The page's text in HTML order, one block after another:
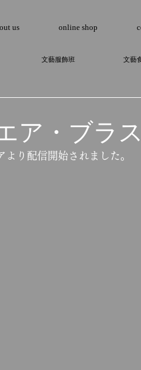
us online shop
文藝服飾班 文藝
ア・ブラス
り配信開始されました。